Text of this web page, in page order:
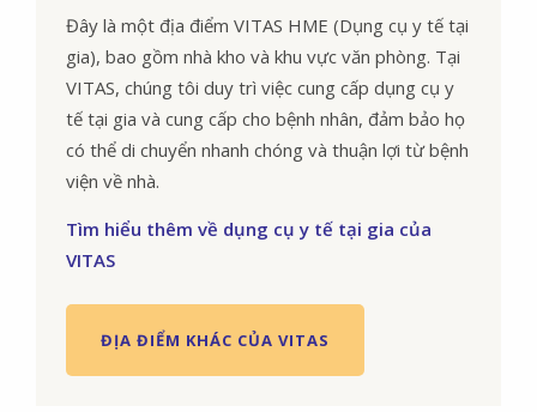
Đây là một địa điểm VITAS HME (Dụng cụ y tế tại
gia), bao gồm nhà kho và khu vực văn phòng. Tại
VITAS, chúng tôi duy trì việc cung cấp dụng cụ y
tế tại gia và cung cấp cho bệnh nhân, đảm bảo họ
có thể di chuyển nhanh chóng và thuận lợi từ bệnh
viện về nhà.
Tìm hiểu thêm về dụng cụ y tế tại gia của
VITAS
ĐỊA ĐIỂM KHÁC CỦA VITAS